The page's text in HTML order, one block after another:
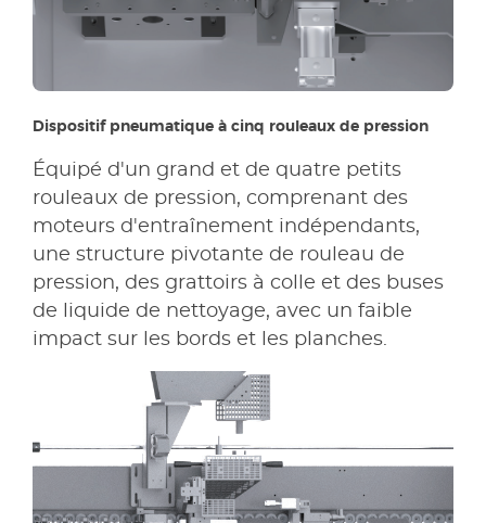
Dispositif pneumatique à cinq rouleaux de pression
Équipé d'un grand et de quatre petits
rouleaux de pression, comprenant des
moteurs d'entraînement indépendants,
une structure pivotante de rouleau de
pression, des grattoirs à colle et des buses
de liquide de nettoyage, avec un faible
impact sur les bords et les planches.